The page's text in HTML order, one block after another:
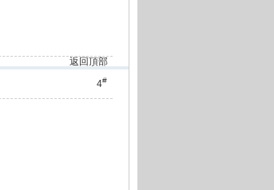
返回頂部
4#